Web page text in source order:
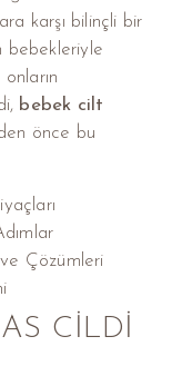
karşı bilinçli bir
bebekleriyle
bebek cilt
önce bu
Çözümleri
CILDI